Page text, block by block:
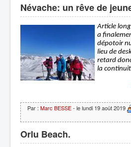
Névache: un rêve de
Article
a
dépotoir
lieu de
retard
la
Par : Marc BESSE- le lundi 19 août 2019
Orlu Beach.